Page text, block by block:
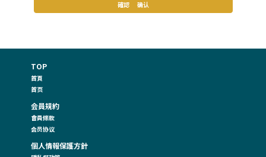
確認 确认
TOP
首頁
首页
会員規約
會員條款
会员协议
個人情報保護方針